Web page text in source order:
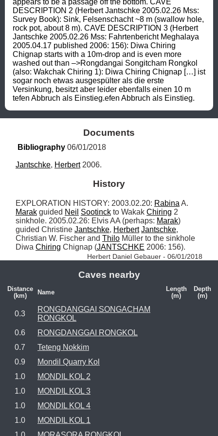
appears to be a passage off the bottom. CAVE
DESCRIPTION 2 (Herbert Jantschke 2005.02.26 Mss:
Survey Book): Sink, Felsenschacht ~8 m (swallow hole,
rock pot, about 8 m). CAVE DESCRIPTION 3 (Herbert
Jantschke 2005.02.26 Mss: Fahrtenbericht Meghalaya
2005.04.17 published 2006: 156): Diwa Chiring
Chignap starts with a 10m-drop and is even more
washed out than –>Rongdangai Songitcham Rongkol
(also: Wakchak Chiring 1): Diwa Chiring Chignap […] ist
sogar noch etwas ausgespülter als die erste
Versinkung, besitzt aber leider ebenfalls einen 10 m
tefen Abbruch als Einstieg.efen Abbruch als Einstieg.
Documents
Bibliography 06/01/2018
Jantschke, Herbert 2006.
History
EXPLORATION HISTORY: 2003.02.20: Rabina
Marak guided Neil Sootinck to Wakak Chiring 2
sinkhole. 2005.02.26: Elvis AA (perhaps: Marak)
guided Christine Jantschke, Herbert Jantschke,
Christian W. Fischer and Thilo Müller to the sinkhole
Diwa Chiring Chignap (JANTSCHKE 2006: 156).
Herbert Daniel Gebauer - 06/01/2018
Caves nearby
Distance
(km)
Name
Length
(m)
Depth
(m)
0.3
RONGDANGGAI SONGACHAM
RONGKOL
0.6
RONGDANGGAI RONGKOL
0.7
Teteng Nokkim
0.9
Mondil Quarry Kol
1.0
MONDIL KOL 2
1.0
MONDIL KOL 3
1.0
MONDIL KOL 4
1.0
MONDIL KOL 1